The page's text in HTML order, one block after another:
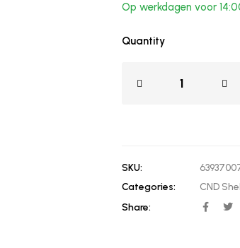
Op werkdagen voor
Quantity
SKU:
Categories:
CND
Share: